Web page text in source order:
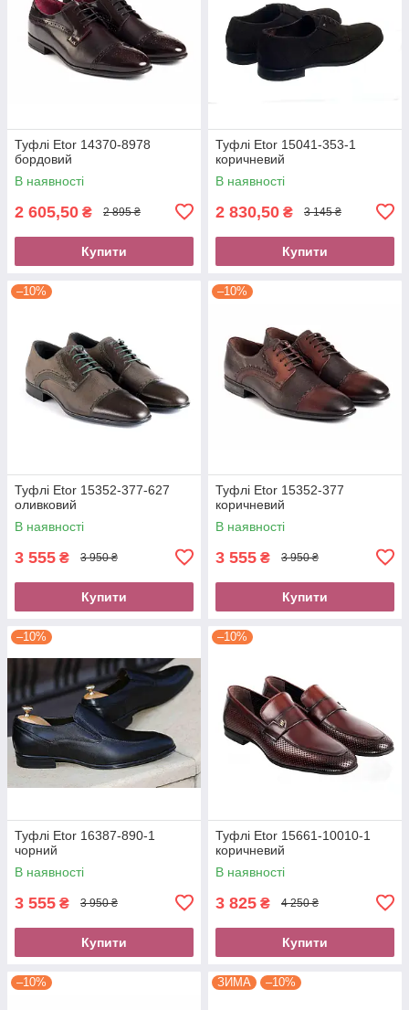
Туфлі Etor 14370-8978
бордовий
В наявності
2 605,50 ₴ 2 895 ₴
Купити
Туфлі Etor 15041-353-1
коричневий
В наявності
2 830,50 ₴ 3 145 ₴
Купити
–10%
Туфлі Etor 15352-377-627
оливковий
В наявності
3 555 ₴ 3 950 ₴
Купити
–10%
Туфлі Etor 15352-377
коричневий
В наявності
3 555 ₴ 3 950 ₴
Купити
–10%
Туфлі Etor 16387-890-1
чорний
В наявності
3 555 ₴ 3 950 ₴
Купити
–10%
Туфлі Etor 15661-10010-1
коричневий
В наявності
3 825 ₴ 4 250 ₴
Купити
–10% ЗИМА –10%